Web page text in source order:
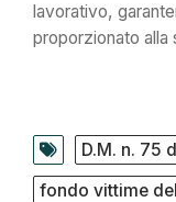
lavorativo,
proporzionato alla
D.M. n. 75
fondo vittime